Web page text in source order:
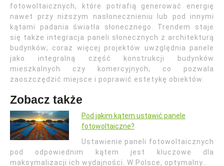
fotowoltaicznych, które potrafią generować energię
nawet przy niższym nasłonecznieniu lub pod innymi
kątami padania światła słonecznego. Trendem staje
się także integracja paneli słonecznych z architekturą
budynków; coraz więcej projektów uwzględnia panele
jako integralną część konstrukcji budynków
mieszkalnych czy komercyjnych, co pozwala
zaoszczędzić miejsce i poprawić estetykę obiektów.
Zobacz także
Pod jakim kątem ustawić panele
fotowoltaiczne?
Ustawienie paneli fotowoltaicznych
pod odpowiednim kątem jest kluczowe dla
maksymalizacji ich wydajności. W Polsce, optymalny…